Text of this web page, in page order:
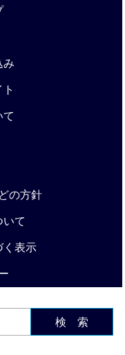
み
て
の方針
いて
く表示
検 索